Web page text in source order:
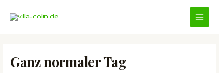
Inhalt
Ganz normaler Tag